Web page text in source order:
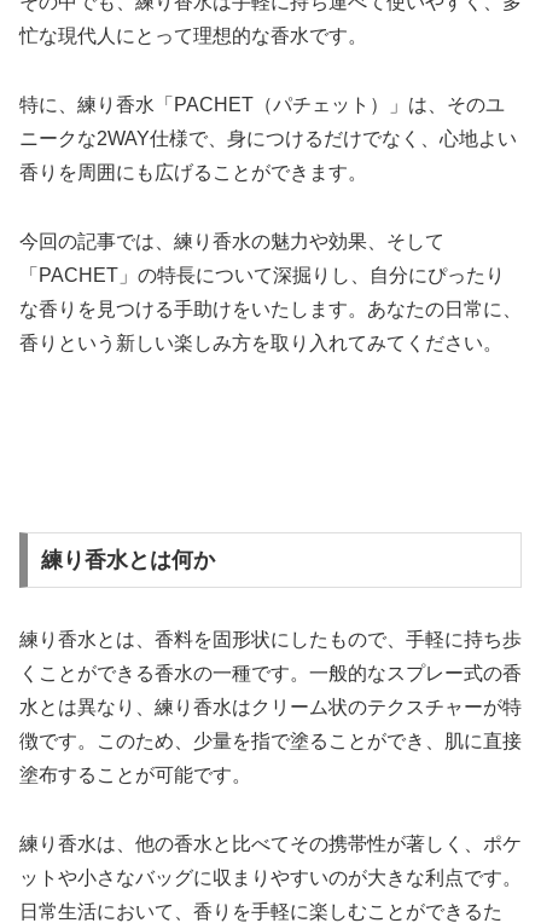
忙な現代人にとって理想的な香水です。
特に、練り香水「PACHET（パチェット）」は、そのユ
ニークな2WAY仕様で、身につけるだけでなく、心地よい
香りを周囲にも広げることができます。
今回の記事では、練り香水の魅力や効果、そして
「PACHET」の特長について深掘りし、自分にぴったり
な香りを見つける手助けをいたします。あなたの日常に、
香りという新しい楽しみ方を取り入れてみてください。
練り香水とは何か
練り香水とは、香料を固形状にしたもので、手軽に持ち歩
くことができる香水の一種です。一般的なスプレー式の香
水とは異なり、練り香水はクリーム状のテクスチャーが特
徴です。このため、少量を指で塗ることができ、肌に直接
塗布することが可能です。
練り香水は、他の香水と比べてその携帯性が著しく、ポケ
ットや小さなバッグに収まりやすいのが大きな利点です。
日常生活において、香りを手軽に楽しむことができるた